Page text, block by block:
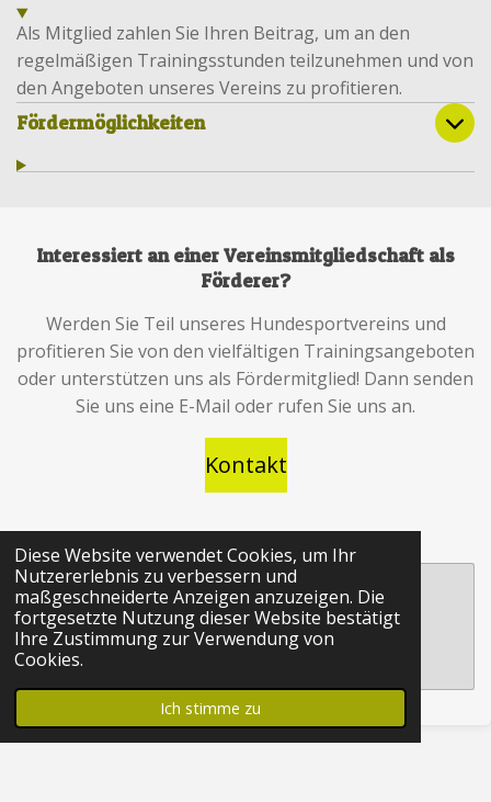
Diese Website verwendet Cookies, um Ihr
Nutzererlebnis zu verbessern und
maßgeschneiderte Anzeigen anzuzeigen. Die
fortgesetzte Nutzung dieser Website bestätigt
Ihre Zustimmung zur Verwendung von
Cookies.
Ich stimme zu
Als Mitglied zahlen Sie Ihren Beitrag, um an den
regelmäßigen Trainingsstunden teilzunehmen und von
den Angeboten unseres Vereins zu profitieren.
Fördermöglichkeiten
Interessiert an einer Vereinsmitgliedschaft als
Förderer?
Werden Sie Teil unseres Hundesportvereins und
profitieren Sie von den vielfältigen Trainingsangeboten
oder unterstützen uns als Fördermitglied! Dann senden
Sie uns eine E-Mail oder rufen Sie uns an.
Kontakt
Erstelle deine eigene Website mit
Webador